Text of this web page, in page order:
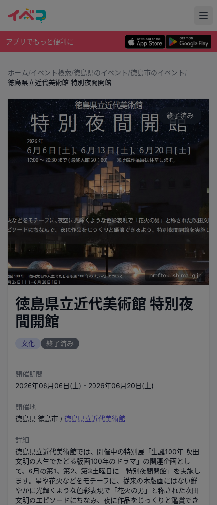
アプリでもっと便利に！
ホーム/イベント検索/徳島県のイベント/徳島市のイベント/
徳島県立近代美術館 特別夜間開館
pref.tokushima.lg.jp
終了済み
徳島県立近代美術館 特別夜
間開館
文化 終了済み
開催期間
2026年06月06日(土) - 2026年06月20日(土)
開催地
徳島県 徳島市 / 徳島県立近代美術館
詳細
徳島県立近代美術館では、開催中の特別展「生誕100年 吹田
文明の人生でたどる版画100年のドラマ」の関連企画とし
て、6月の第1、第2、第3土曜日に「特別夜間開館」を実施し
ます。星や花火などをモチーフに、従来の木版画にはない鮮
やかに光輝くような色彩表現で「花火の男」と称された吹田
文明のエピソードにちなみ、夜に作品をじっくりと鑑賞でき